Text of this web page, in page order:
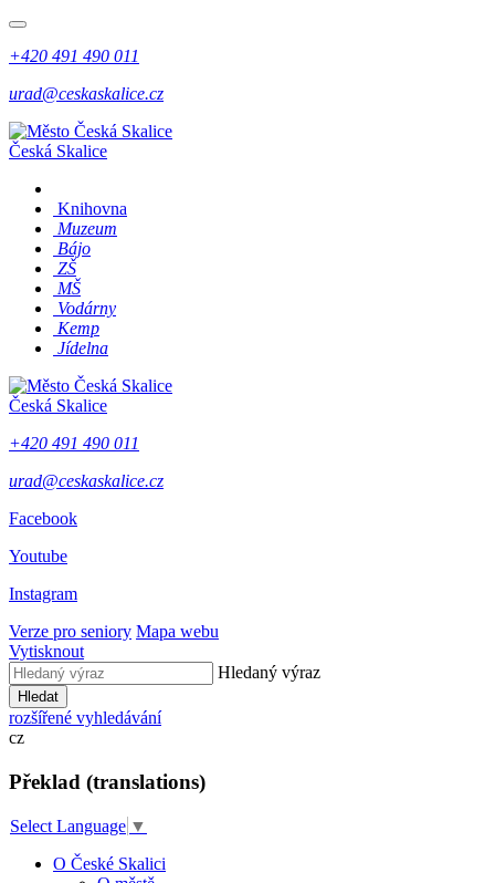
+420 491 490 011
urad@ceskaskalice.cz
Česká Skalice
Knihovna
Muzeum
Bájo
ZŠ
MŠ
Vodárny
Kemp
Jídelna
Česká Skalice
+420 491 490 011
urad@ceskaskalice.cz
Facebook
Youtube
Instagram
Verze pro seniory Mapa webu
Vytisknout
Hledaný výraz
Hledat
rozšířené vyhledávání
cz
Překlad (translations)
Select Language ▼
O České Skalici